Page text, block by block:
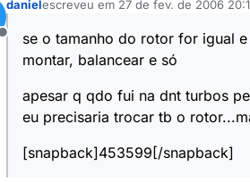
Offline
danielescreveu em 27 de fev. de 2006
última edição por
se o tamanho do rotor for igual
montar, balancear e só
apesar q qdo fui na dnt turbos
eu precisaria trocar tb o
[snapback]453599[/snapback]